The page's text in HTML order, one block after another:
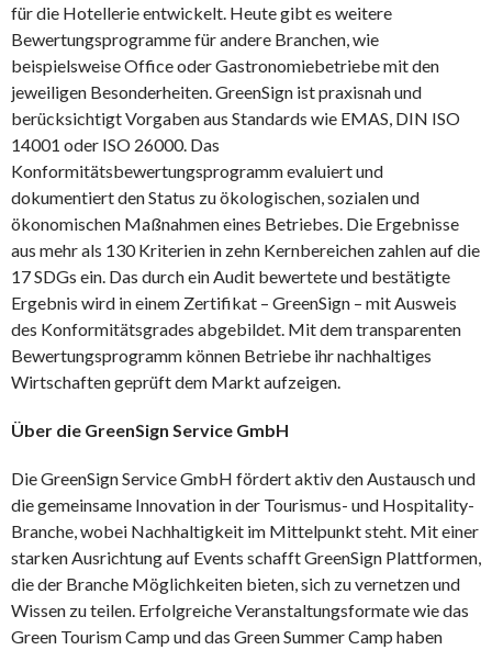
für die Hotellerie entwickelt. Heute gibt es weitere
Bewertungsprogramme für andere Branchen, wie
beispielsweise Office oder Gastronomiebetriebe mit den
jeweiligen Besonderheiten. GreenSign ist praxisnah und
berücksichtigt Vorgaben aus Standards wie EMAS, DIN ISO
14001 oder ISO 26000. Das
Konformitätsbewertungsprogramm evaluiert und
dokumentiert den Status zu ökologischen, sozialen und
ökonomischen Maßnahmen eines Betriebes. Die Ergebnisse
aus mehr als 130 Kriterien in zehn Kernbereichen zahlen auf die
17 SDGs ein. Das durch ein Audit bewertete und bestätigte
Ergebnis wird in einem Zertifikat – GreenSign – mit Ausweis
des Konformitätsgrades abgebildet. Mit dem transparenten
Bewertungsprogramm können Betriebe ihr nachhaltiges
Wirtschaften geprüft dem Markt aufzeigen.
Über die GreenSign Service GmbH
Die GreenSign Service GmbH fördert aktiv den Austausch und
die gemeinsame Innovation in der Tourismus- und Hospitality-
Branche, wobei Nachhaltigkeit im Mittelpunkt steht. Mit einer
starken Ausrichtung auf Events schafft GreenSign Plattformen,
die der Branche Möglichkeiten bieten, sich zu vernetzen und
Wissen zu teilen. Erfolgreiche Veranstaltungsformate wie das
Green Tourism Camp und das Green Summer Camp haben